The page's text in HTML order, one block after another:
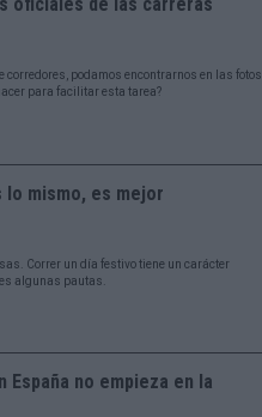
corredores, podamos encontrarnos en las fotos
para facilitar esta tarea?
mismo, es mejor
Correr un día festivo tiene un carácter
algunas pautas.
España no empieza en la